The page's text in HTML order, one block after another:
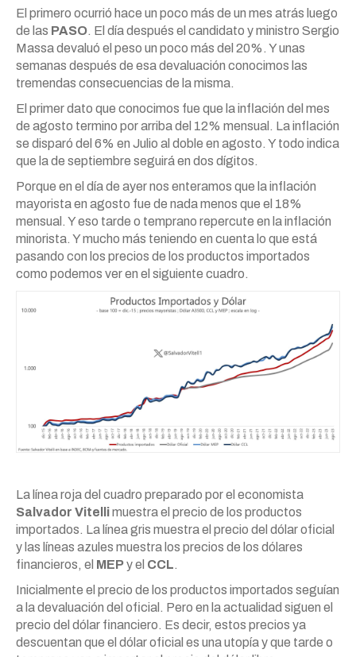
El primero ocurrió hace un poco más de un mes atrás luego
de las PASO. El día después el candidato y ministro Sergio
Massa devaluó el peso un poco más del 20%. Y unas
semanas después de esa devaluación conocimos las
tremendas consecuencias de la misma.
El primer dato que conocimos fue que la inflación del mes
de agosto termino por arriba del 12% mensual. La inflación
se disparó del 6% en Julio al doble en agosto. Y todo indica
que la de septiembre seguirá en dos dígitos.
Porque en el día de ayer nos enteramos que la inflación
mayorista en agosto fue de nada menos que el 18%
mensual. Y eso tarde o temprano repercute en la inflación
minorista. Y mucho más teniendo en cuenta lo que está
pasando con los precios de los productos importados
como podemos ver en el siguiente cuadro.
La línea roja del cuadro preparado por el economista
Salvador Vitellimuestra el precio de los productos
importados. La línea gris muestra el precio del dólar oficial
y las líneas azules muestra los precios de los dólares
financieros, el MEPy el CCL.
Inicialmente el precio de los productos importados seguían
a la devaluación del oficial. Pero en la actualidad siguen el
precio del dólar financiero. Es decir, estos precios ya
descuentan que el dólar oficial es una utopía y que tarde o